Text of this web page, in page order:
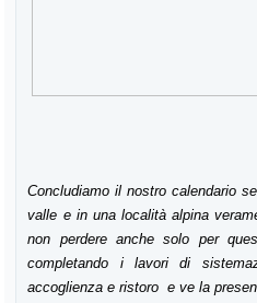
Concludiamo il nostro calendario
valle e in una località alpina
non perdere anche solo per
completando i lavori di
accoglienza e ristoro e ve la